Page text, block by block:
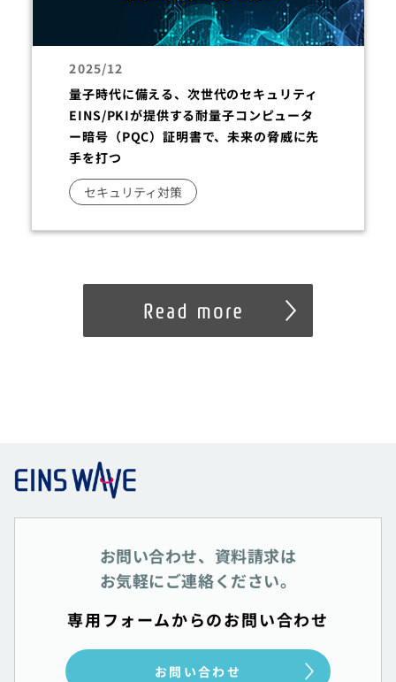
2025/12
量子時代に備える、次世代のセキュリティ
EINS/PKIが提供する耐量子コンピュータ
ー暗号（PQC）証明書で、未来の脅威に先
手を打つ
セキュリティ対策
お問い合わせ、資料請求は
お気軽にご連絡ください。
専用フォームからのお問い合わせ
お問い合わせ